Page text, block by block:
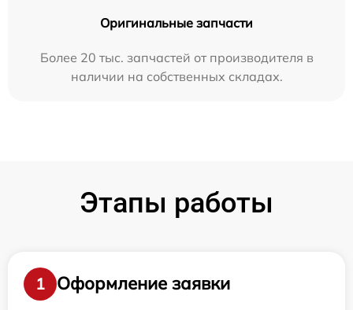
Оригинальные запчасти
Более 20 тыс. запчастей от производителя в
наличии на собственных складах.
Этапы работы
1
Оформление заявки